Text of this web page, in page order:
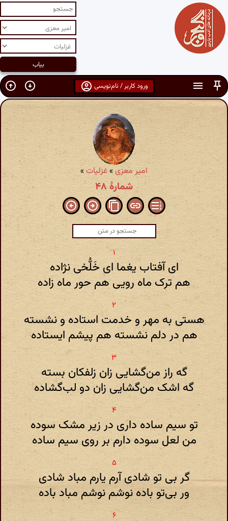
ورود کاربر / نام‌نویسی
امیر معزی»غزلیات »
شمارهٔ ۴۸
ای آفتاب یغما ای خَلُّخی نژاده
هم ترک ماه رویی هم حور ماه زاده
هستی به مهر و خدمت استاده و نشسته
هم در دلم نشسته هم پیشم ایستاده
گه راز من‌گشایی زان زلفکان بسته
گه اشک من‌گشایی زان دو لب‌گشاده
تو سیم ساده داری در زیر مشک سوده
من لعل سوده دارم بر روی سیم ساده
گر بی تو شادی آرم یارم مباد شادی
ور بی‌تو باده نوشم نوشم مباد باده